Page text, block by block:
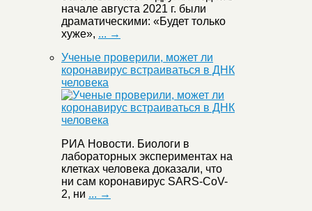
начале августа 2021 г. были
драматическими: «Будет только
хуже», ... →
Ученые проверили, может ли
коронавирус встраиваться в ДНК
человека
РИА Новости. Биологи в
лабораторных экспериментах на
клетках человека доказали, что
ни сам коронавирус SARS-CoV-
2, ни ... →